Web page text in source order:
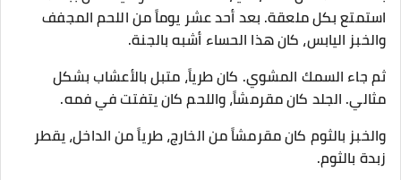
استمتع بكل ملعقة. بعد أحد عشر يوماً من اللحم المجفف
والخبز اليابس، كان هذا الحساء أشبه بالجنة.
ثم جاء السمك المشوي. كان طرياً، متبل بالأعشاب بشكل
مثالي. الجلد كان مقرمشاً، واللحم كان يتفتت في فمه.
والخبز بالثوم كان مقرمشاً من الخارج، طرياً من الداخل، يقطر
زبدة بالثوم.